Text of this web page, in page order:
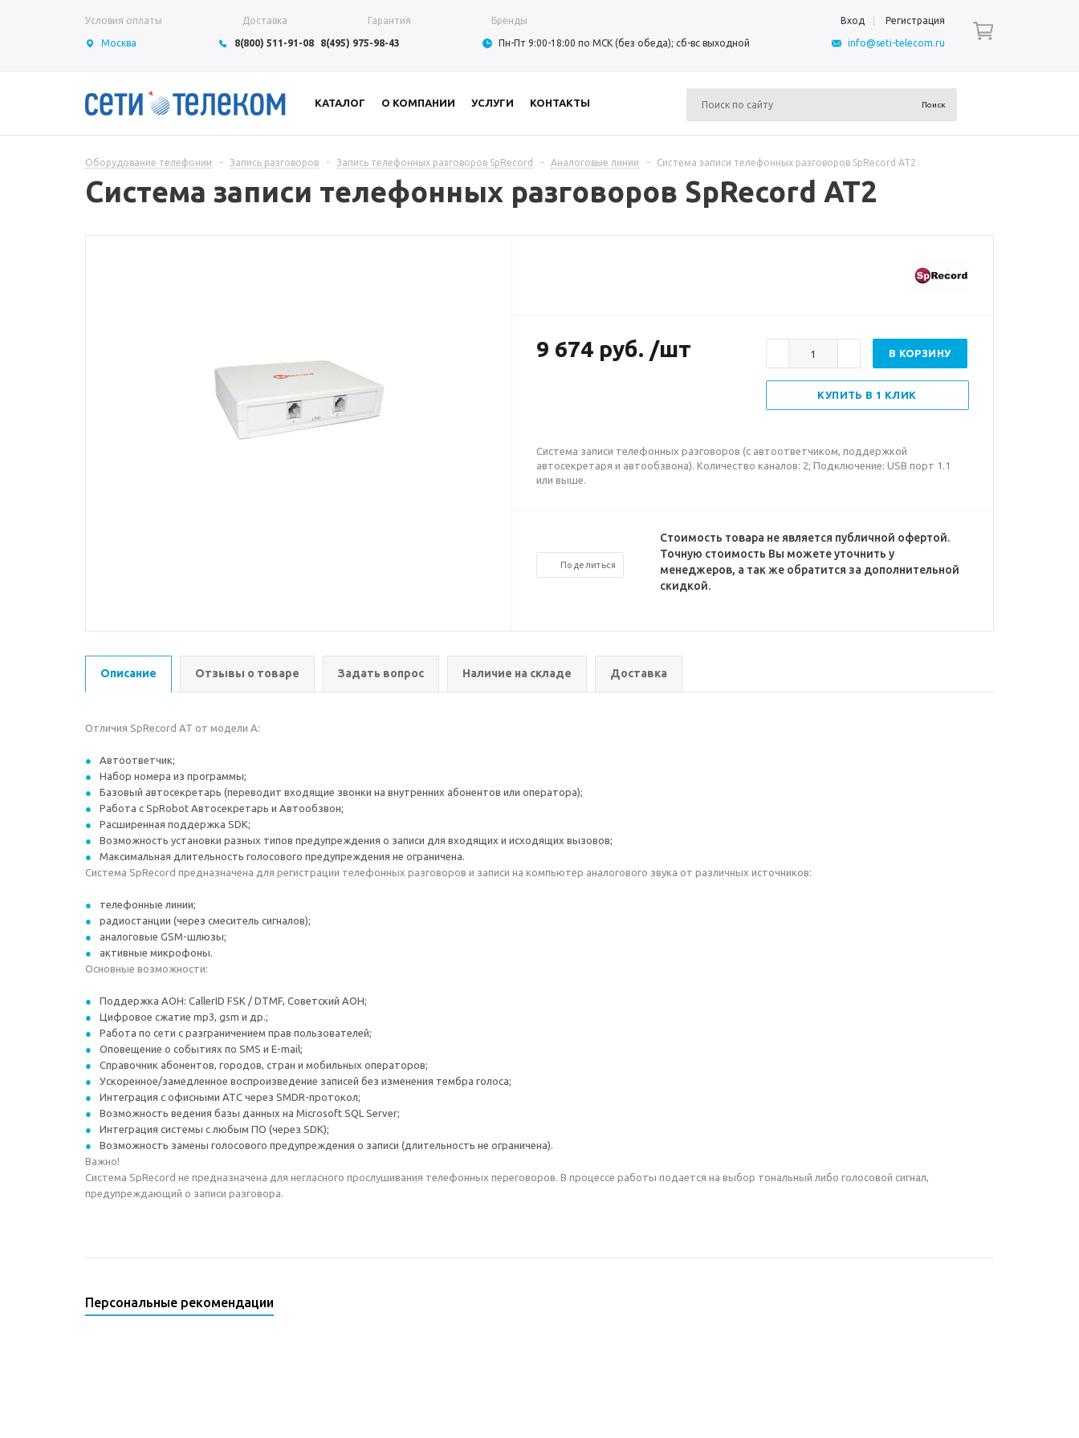
Условия оплаты Доставка Гарантия Бренды Вход Регистрация
Москва 8(800) 511-91-08 8(495) 975-98-43 Пн-Пт 9:00-18:00 по МСК (без обеда); сб-вс выходной info@seti-telecom.ru
КАТАЛОГ О КОМПАНИИ УСЛУГИ КОНТАКТЫ
Оборудование телефонии - Запись разговоров - Запись телефонных разговоров SpRecord - Аналоговые линии - Система записи телефонных разговоров SpRecord AT2
Система записи телефонных разговоров SpRecord AT2
9 674 руб. /шт В КОРЗИНУ
КУПИТЬ В 1 КЛИК
Система записи телефонных разговоров (с автоответчиком, поддержкой
автосекретаря и автообзвона). Количество каналов: 2; Подключение: USB порт 1.1
или выше.
Поделиться
Стоимость товара не является публичной офертой.
Точную стоимость Вы можете уточнить у
менеджеров, а так же обратится за дополнительной
скидкой.
Описание Отзывы о товаре Задать вопрос Наличие на складе Доставка
Отличия SpRecord АТ от модели А:
Автоответчик;
Набор номера из программы;
Базовый автосекретарь (переводит входящие звонки на внутренних абонентов или оператора);
Работа с SpRobot Автосекретарь и Автообзвон;
Расширенная поддержка SDK;
Возможность установки разных типов предупреждения о записи для входящих и исходящих вызовов;
Максимальная длительность голосового предупреждения не ограничена.
Система SpRecord предназначена для регистрации телефонных разговоров и записи на компьютер аналогового звука от различных источников:
телефонные линии;
радиостанции (через смеситель сигналов);
аналоговые GSM-шлюзы;
активные микрофоны.
Основные возможности:
Поддержка АОН: СallerID FSK / DTMF, Советский АОН;
Цифровое сжатие mp3, gsm и др.;
Работа по сети с разграничением прав пользователей;
Оповещение о событиях по SMS и E-mail;
Справочник абонентов, городов, стран и мобильных операторов;
Ускоренное/замедленное воспроизведение записей без изменения тембра голоса;
Интеграция с офисными АТС через SMDR-протокол;
Возможность ведения базы данных на Microsoft SQL Server;
Интеграция системы с любым ПО (через SDK);
Возможность замены голосового предупреждения о записи (длительность не ограничена).
Важно!
Система SpRecord не предназначена для негласного прослушивания телефонных переговоров. В процессе работы подается на выбор тональный либо голосовой сигнал,
предупреждающий о записи разговора.
Персональные рекомендации